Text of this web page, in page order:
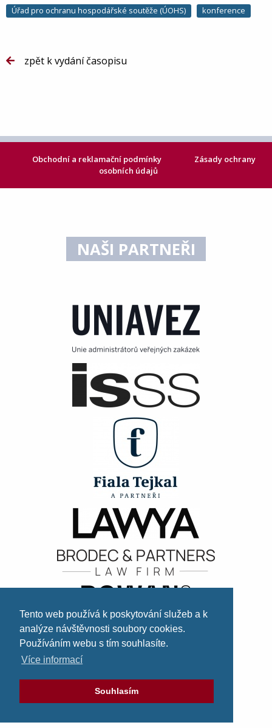
Tento web používá k poskytování služeb a k
analýze návštěvnosti soubory cookies.
Používáním webu s tím souhlasíte.
Více informací
Souhlasím
Úřad pro ochranu hospodářské soutěže (ÚOHS) konference
zpět k vydání časopisu
Obchodní a reklamační podmínky
Zásady ochrany
osobních údajů
NAŠI PARTNEŘI